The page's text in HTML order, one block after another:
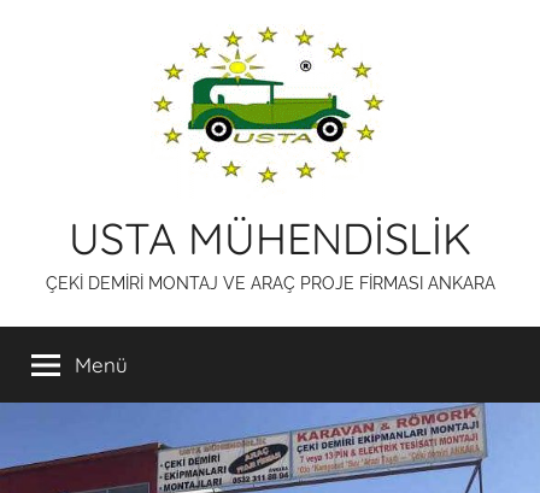
USTA MÜHENDİSLİK
ÇEKİ DEMİRİ MONTAJ VE ARAÇ PROJE FİRMASI ANKARA
Menü